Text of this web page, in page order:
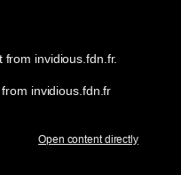
from invidious.fdn.fr.
invidious.fdn.fr
Open content directly